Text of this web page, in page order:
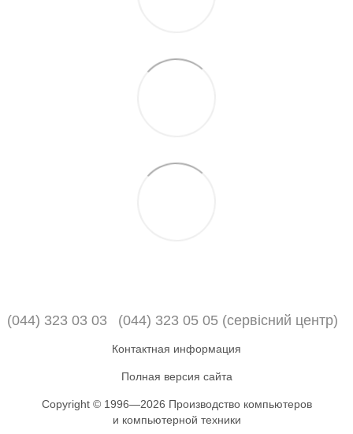
(044) 323 03 03 (044) 323 05 05 (сервісний центр)
Контактная информация
Полная версия сайта
Copyright © 1996—2026 Производство компьютеров
и компьютерной техники